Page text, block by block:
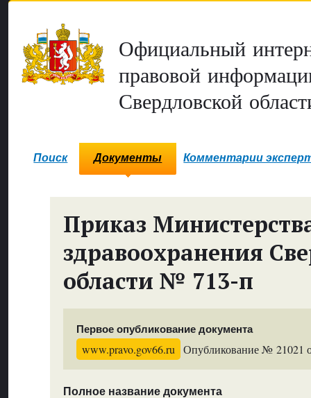
Официальный
правовой
Свердловской
Поиск Документы Комментарии
Приказ
здравоохранения
области № 713-п
Первое опубликование документа
www.pravo.gov66.ru Опубликование № 21021
Полное название документа